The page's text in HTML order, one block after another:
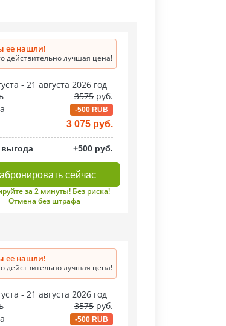
ее нашли!
действительно лучшая цена!
- 21 августа 2026 год
3575 руб.
-500 RUB
3 075 руб.
+500 руб.
сейчас
за 2 минуты! Без риска!
Отмена без штрафа
ее нашли!
действительно лучшая цена!
- 21 августа 2026 год
3575 руб.
-500 RUB